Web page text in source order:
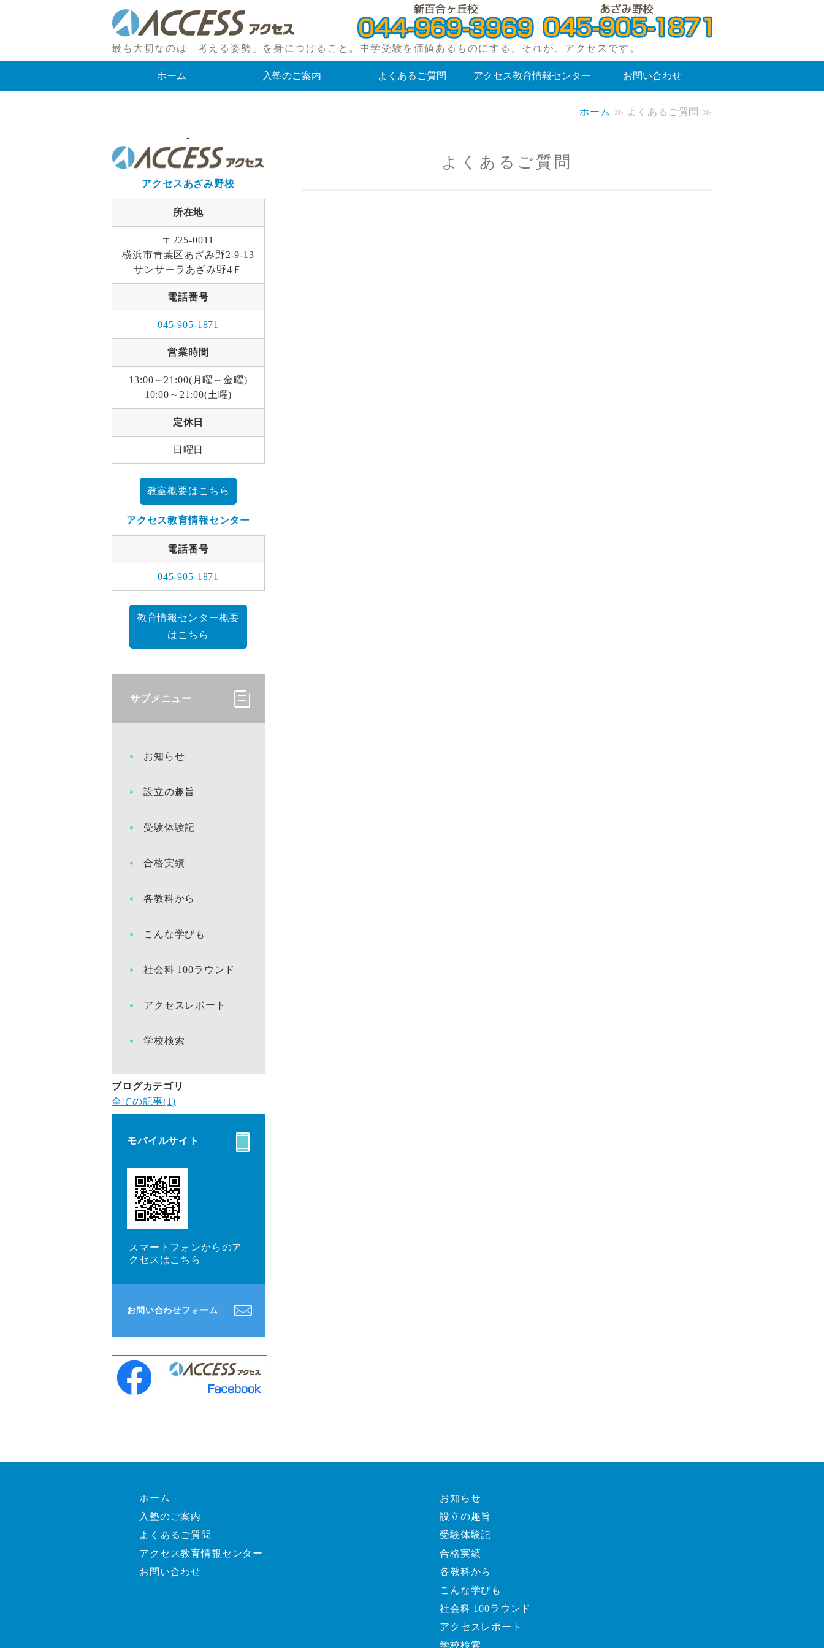
小田急線・東急田園都市線沿線にある中学受験専門塾アクセス｜神奈川県川崎市・横浜市
最も大切なのは「考える姿勢」を身につけること。中学受験を価値あるものにする、それが、アクセスです。
ホーム 入塾のご案内 よくあるご質問 アクセス教育情報センター お問い合わせ
ホーム ≫ よくあるご質問 ≫
よくあるご質問
-
アクセスあざみ野校
所在地
〒225-0011
横浜市青葉区あざみ野2-9-13
サンサーラあざみ野4Ｆ
電話番号
045-905-1871
営業時間
13:00～21:00(月曜～金曜)
10:00～21:00(土曜)
定休日
日曜日
教室概要はこちら
アクセス教育情報センター
電話番号
045-905-1871
教育情報センター概要
はこちら
サブメニュー
お知らせ
設立の趣旨
受験体験記
合格実績
各教科から
こんな学びも
社会科 100ラウンド
アクセスレポート
学校検索
ブログカテゴリ
全ての記事(1)
モバイルサイト
スマートフォンからのア
クセスはこちら
お問い合わせフォーム
ホーム
入塾のご案内
よくあるご質問
アクセス教育情報センター
お問い合わせ
お知らせ
設立の趣旨
受験体験記
合格実績
各教科から
こんな学びも
社会科 100ラウンド
アクセスレポート
学校検索